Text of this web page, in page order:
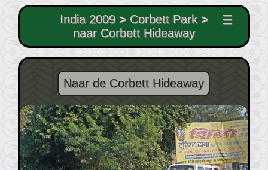
India 2009> Corbett Park>
naar Corbett Hideaway
☰
Naar de Corbett Hideaway